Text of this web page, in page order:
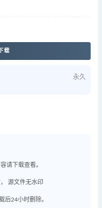
载
永久
请下载查看。
源文件无水印
后24小时删除。